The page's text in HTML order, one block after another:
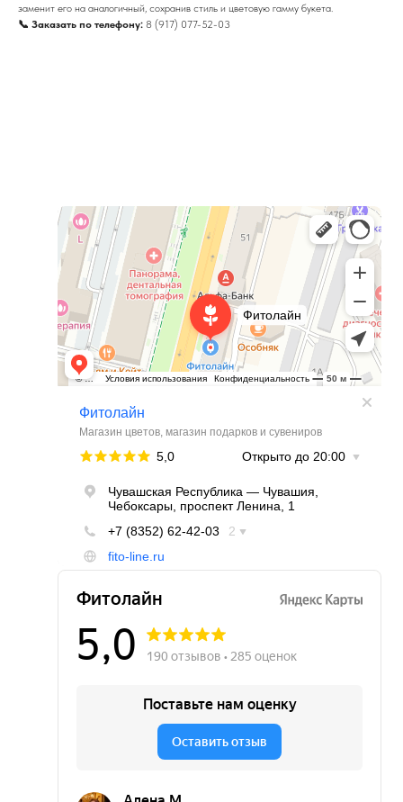
заменит его на аналогичный, сохранив стиль и цветовую гамму букета.
📞 Заказать по телефону: 8 (917) 077-52-03
Фитолайн
Магазин цветов в Чебоксарах
Магазин подарков и сувениров в Чебоксарах